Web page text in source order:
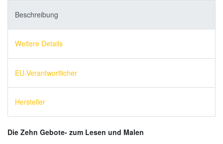
Beschreibung
Weitere Details
EU-Verantwortlicher
Hersteller
Die Zehn Gebote- zum Lesen und Malen